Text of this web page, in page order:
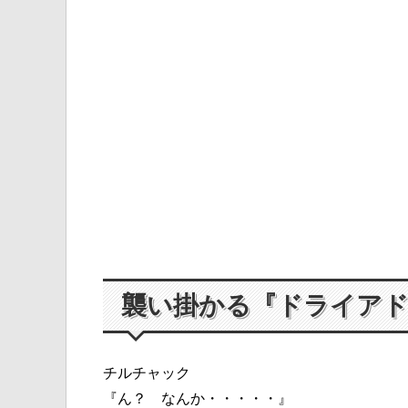
襲い掛かる『ドライア
チルチャック
『ん？ なんか・・・・・』